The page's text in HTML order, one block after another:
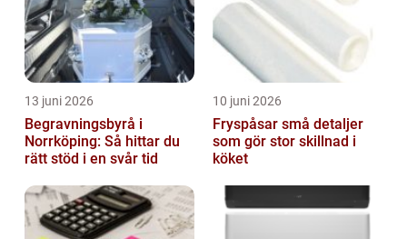
13 juni 2026
Begravningsbyrå i
Norrköping: Så hittar du
rätt stöd i en svår tid
10 juni 2026
Fryspåsar små detaljer
som gör stor skillnad i
köket